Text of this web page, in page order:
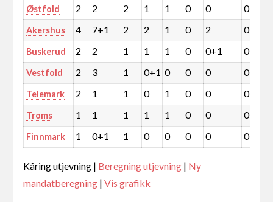
Østfold 2 2 2 1 1 0 0 0
Akershus 4 7+1 2 2 1 0 2 0
Buskerud 2 2 1 1 1 0 0+1 0
Vestfold 2 3 1 0+1 0 0 0 0
Telemark 2 1 1 0 1 0 0 0
Troms 1 1 1 1 1 0 0 0
Finnmark 1 0+1 1 0 0 0 0 0
Kåring utjevning | Beregning utjevning | Ny
mandatberegning |Vis grafikk